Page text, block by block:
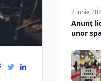
2 iunie
Anunț
unor